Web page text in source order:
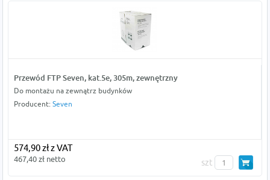
Przewód FTP Seven, kat.5e, 305m, zewnętrzny
Do montażu na zewnątrz budynków
Producent: Seven
574,90 zł z VAT
467,40 zł netto szt